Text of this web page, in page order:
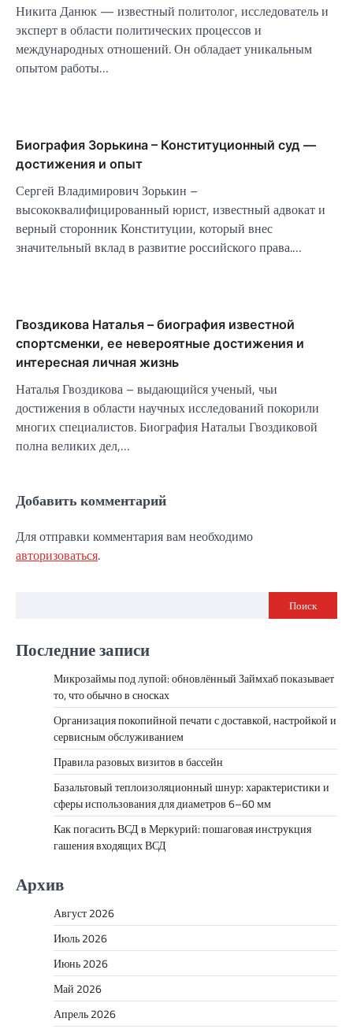
Никита Данюк — известный политолог, исследователь и
эксперт в области политических процессов и
международных отношений. Он обладает уникальным
опытом работы…
Биография Зорькина – Конституционный суд —
достижения и опыт
Сергей Владимирович Зорькин –
высококвалифицированный юрист, известный адвокат и
верный сторонник Конституции, который внес
значительный вклад в развитие российского права.…
Гвоздикова Наталья – биография известной
спортсменки, ее невероятные достижения и
интересная личная жизнь
Наталья Гвоздикова – выдающийся ученый, чьи
достижения в области научных исследований покорили
многих специалистов. Биография Натальи Гвоздиковой
полна великих дел,…
Добавить комментарий
Для отправки комментария вам необходимо
авторизоваться.
Поиск
Последние записи
Микрозаймы под лупой: обновлённый Займхаб показывает
то, что обычно в сносках
Организация покопийной печати с доставкой, настройкой и
сервисным обслуживанием
Правила разовых визитов в бассейн
Базальтовый теплоизоляционный шнур: характеристики и
сферы использования для диаметров 6–60 мм
Как погасить ВСД в Меркурий: пошаговая инструкция
гашения входящих ВСД
Архив
Август 2026
Июль 2026
Июнь 2026
Май 2026
Апрель 2026